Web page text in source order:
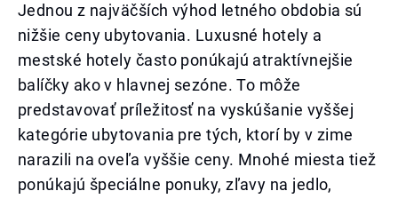
Jednou z najväčších výhod letného obdobia sú
nižšie ceny ubytovania. Luxusné hotely a
mestské hotely často ponúkajú atraktívnejšie
balíčky ako v hlavnej sezóne. To môže
predstavovať príležitosť na vyskúšanie vyššej
kategórie ubytovania pre tých, ktorí by v zime
narazili na oveľa vyššie ceny. Mnohé miesta tiež
ponúkajú špeciálne ponuky, zľavy na jedlo,